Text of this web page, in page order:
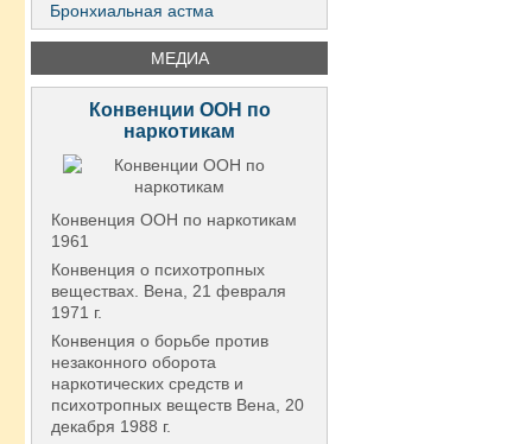
Бронхиальная астма
МЕДИА
Конвенции ООН по
наркотикам
Конвенция ООН по наркотикам
1961
Конвенция о психотропных
веществах. Вена, 21 февраля
1971 г.
Конвенция о борьбе против
незаконного оборота
наркотических средств и
психотропных веществ Вена, 20
декабря 1988 г.